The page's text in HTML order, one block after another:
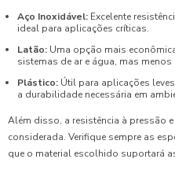
Aço Inoxidável: Excelente
ideal para aplicações críticas.
Latão: Uma opção mais
sistemas de ar e água, mas
Plástico: Útil para aplicações
a durabilidade necessária em
Além disso, a resistência à pressão
considerada. Verifique sempre as
que o material escolhido suportará